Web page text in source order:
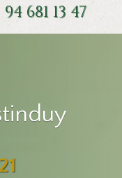
94 681 13 47